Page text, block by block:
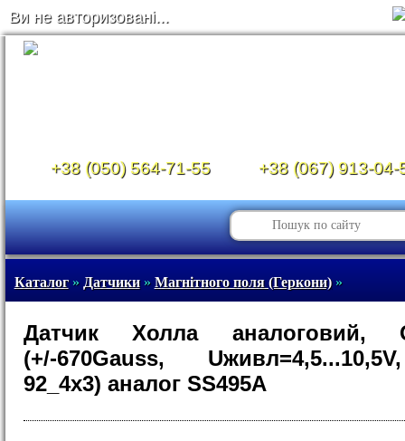
Ви не авторизовані...
+38 (050) 564-71-55 +38 (067) 913-04-
Каталог» Датчики» Магнітного поля (Геркони)»
Датчик Холла аналоговий,
(+/-670Gauss,
92_4x3) аналог SS495A